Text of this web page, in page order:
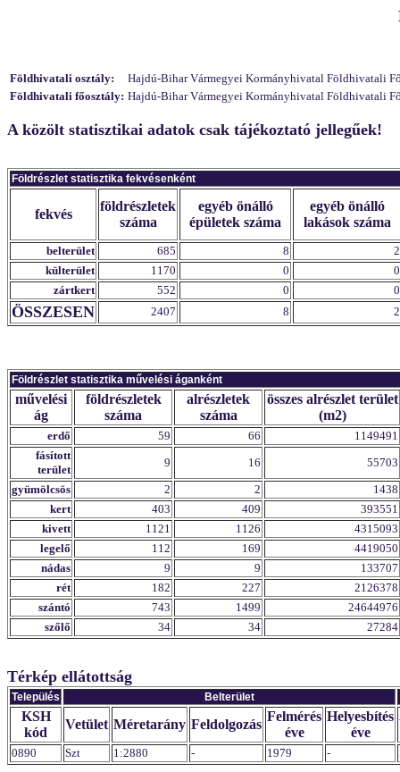
Földhivatali osztály:
Hajdú-Bihar Vármegyei Kormányhivatal Földhivatali
Földhivatali főosztály: Hajdú-Bihar Vármegyei Kormányhivatal Földhivatali
A közölt statisztikai adatok csak tájékoztató jellegűek!
Földrészlet statisztika fekvésenként
fekvés
földrészletek
száma
egyéb önálló
épületek száma
egyéb önálló
lakások száma
belterület 685 8
2
külterület
1170 0
0
zártkert
552 0 0
ÖSSZESEN 2407 8 2
Földrészlet statisztika művelési áganként
művelési
ág
földrészletek
száma
alrészletek
száma
összes alrészlet terület
(m2)
erdő 59 66
1149491
fásított
terület
9 16
55703
gyümölcsös
2 2
1438
kert
403 409
393551
kivett
1121 1126
4315093
legelő
112 169
4419050
nádas
9 9
133707
rét
182 227
2126378
szántó
743 1499
24644976
szőlő
34 34 27284
Térkép ellátottság
Település Belterület
KSH
kód
Vetület Méretarány Feldolgozás
Felmérés
éve
Helyesbítés
éve
0890 Szt 1:2880 - 1979 -